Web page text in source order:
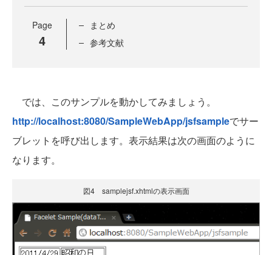
Page
4
まとめ
参考文献
では、このサンプルを動かしてみましょう。
http://localhost:8080/SampleWebApp/jsfsampleでサー
ブレットを呼び出します。表示結果は次の画面のように
なります。
図4 samplejsf.xhtmlの表示画面